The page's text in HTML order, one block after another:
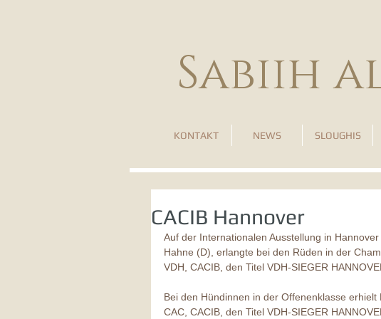
Sabiih
KONTAKT NEWS SLOUGHIS
CACIB Hannover
Auf der Internationalen Ausstellung in
Hahne (D), erlangte bei den Rüden in der
VDH, CACIB, den Titel VDH-SIEGER
Bei den Hündinnen in der Offenenklasse
CAC, CACIB, den Titel VDH-SIEGER